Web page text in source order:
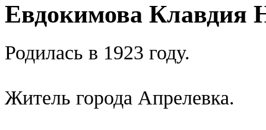
Евдокимова Клавдия
Родилась в 1923 году.
Житель города Апрелевка.